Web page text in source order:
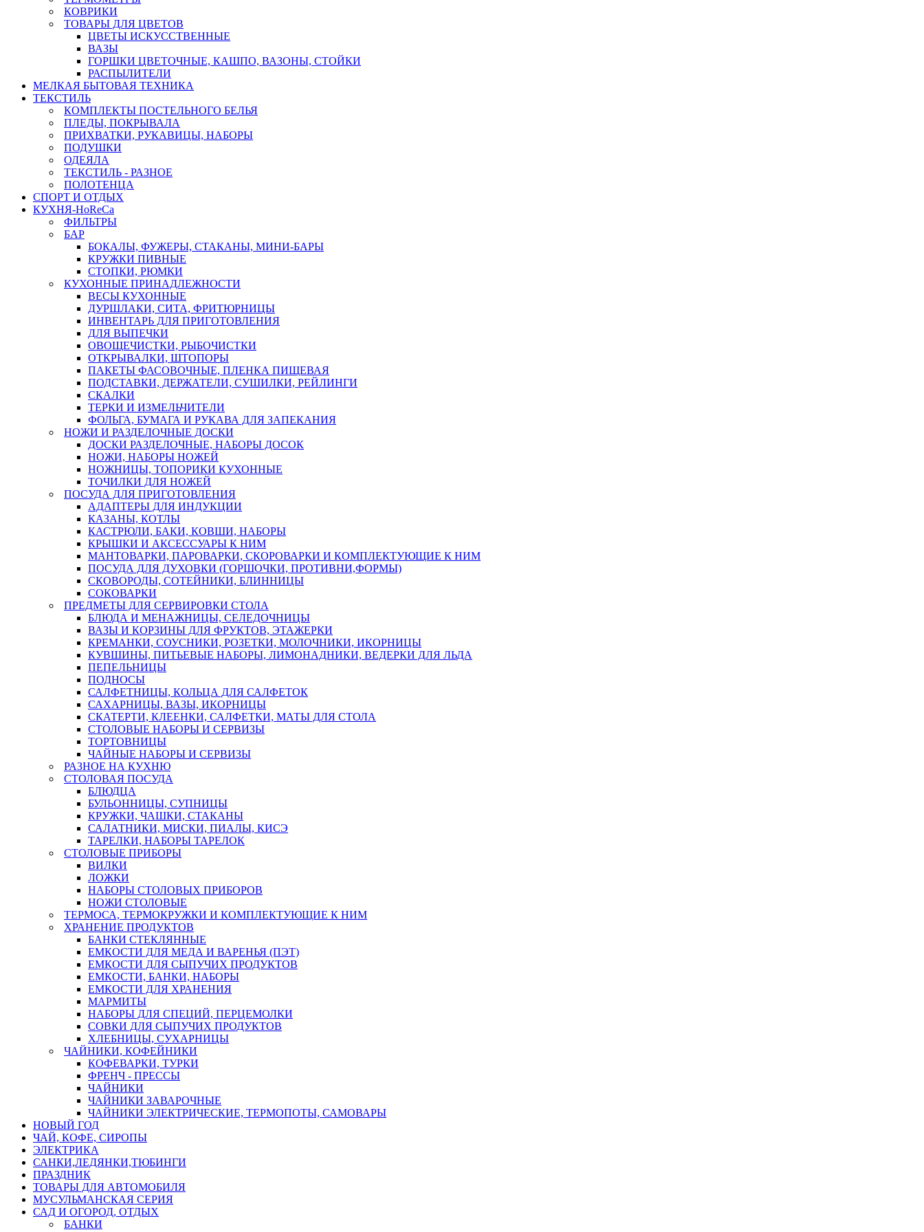
КОВРИКИ
ТОВАРЫ ДЛЯ ЦВЕТОВ
ЦВЕТЫ ИСКУССТВЕННЫЕ
ВАЗЫ
ГОРШКИ ЦВЕТОЧНЫЕ, КАШПО, ВАЗОНЫ, СТОЙКИ
РАСПЫЛИТЕЛИ
МЕЛКАЯ БЫТОВАЯ ТЕХНИКА
ТЕКСТИЛЬ
КОМПЛЕКТЫ ПОСТЕЛЬНОГО БЕЛЬЯ
ПЛЕДЫ, ПОКРЫВАЛА
ПРИХВАТКИ, РУКАВИЦЫ, НАБОРЫ
ПОДУШКИ
ОДЕЯЛА
ТЕКСТИЛЬ - РАЗНОЕ
ПОЛОТЕНЦА
СПОРТ И ОТДЫХ
КУХНЯ-HoReCa
ФИЛЬТРЫ
БАР
БОКАЛЫ, ФУЖЕРЫ, СТАКАНЫ, МИНИ-БАРЫ
КРУЖКИ ПИВНЫЕ
СТОПКИ, РЮМКИ
КУХОННЫЕ ПРИНАДЛЕЖНОСТИ
ВЕСЫ КУХОННЫЕ
ДУРШЛАКИ, СИТА, ФРИТЮРНИЦЫ
ИНВЕНТАРЬ ДЛЯ ПРИГОТОВЛЕНИЯ
ДЛЯ ВЫПЕЧКИ
ОВОЩЕЧИСТКИ, РЫБОЧИСТКИ
ОТКРЫВАЛКИ, ШТОПОРЫ
ПАКЕТЫ ФАСОВОЧНЫЕ, ПЛЕНКА ПИЩЕВАЯ
ПОДСТАВКИ, ДЕРЖАТЕЛИ, СУШИЛКИ, РЕЙЛИНГИ
СКАЛКИ
ТЕРКИ И ИЗМЕЛЬЧИТЕЛИ
ФОЛЬГА, БУМАГА И РУКАВА ДЛЯ ЗАПЕКАНИЯ
НОЖИ И РАЗДЕЛОЧНЫЕ ДОСКИ
ДОСКИ РАЗДЕЛОЧНЫЕ, НАБОРЫ ДОСОК
НОЖИ, НАБОРЫ НОЖЕЙ
НОЖНИЦЫ, ТОПОРИКИ КУХОННЫЕ
ТОЧИЛКИ ДЛЯ НОЖЕЙ
ПОСУДА ДЛЯ ПРИГОТОВЛЕНИЯ
АДАПТЕРЫ ДЛЯ ИНДУКЦИИ
КАЗАНЫ, КОТЛЫ
КАСТРЮЛИ, БАКИ, КОВШИ, НАБОРЫ
КРЫШКИ И АКСЕССУАРЫ К НИМ
МАНТОВАРКИ, ПАРОВАРКИ, СКОРОВАРКИ И КОМПЛЕКТУЮЩИЕ К НИМ
ПОСУДА ДЛЯ ДУХОВКИ (ГОРШОЧКИ, ПРОТИВНИ,ФОРМЫ)
СКОВОРОДЫ, СОТЕЙНИКИ, БЛИННИЦЫ
СОКОВАРКИ
ПРЕДМЕТЫ ДЛЯ СЕРВИРОВКИ СТОЛА
БЛЮДА И МЕНАЖНИЦЫ, СЕЛЕДОЧНИЦЫ
ВАЗЫ И КОРЗИНЫ ДЛЯ ФРУКТОВ, ЭТАЖЕРКИ
КРЕМАНКИ, СОУСНИКИ, РОЗЕТКИ, МОЛОЧНИКИ, ИКОРНИЦЫ
КУВШИНЫ, ПИТЬЕВЫЕ НАБОРЫ, ЛИМОНАДНИКИ, ВЕДЕРКИ ДЛЯ ЛЬДА
ПЕПЕЛЬНИЦЫ
ПОДНОСЫ
САЛФЕТНИЦЫ, КОЛЬЦА ДЛЯ САЛФЕТОК
САХАРНИЦЫ, ВАЗЫ, ИКОРНИЦЫ
СКАТЕРТИ, КЛЕЕНКИ, САЛФЕТКИ, МАТЫ ДЛЯ СТОЛА
СТОЛОВЫЕ НАБОРЫ И СЕРВИЗЫ
ТОРТОВНИЦЫ
ЧАЙНЫЕ НАБОРЫ И СЕРВИЗЫ
РАЗНОЕ НА КУХНЮ
СТОЛОВАЯ ПОСУДА
БЛЮДЦА
БУЛЬОННИЦЫ, СУПНИЦЫ
КРУЖКИ, ЧАШКИ, СТАКАНЫ
САЛАТНИКИ, МИСКИ, ПИАЛЫ, КИСЭ
ТАРЕЛКИ, НАБОРЫ ТАРЕЛОК
СТОЛОВЫЕ ПРИБОРЫ
ВИЛКИ
ЛОЖКИ
НАБОРЫ СТОЛОВЫХ ПРИБОРОВ
НОЖИ СТОЛОВЫЕ
ТЕРМОСА, ТЕРМОКРУЖКИ И КОМПЛЕКТУЮЩИЕ К НИМ
ХРАНЕНИЕ ПРОДУКТОВ
БАНКИ СТЕКЛЯННЫЕ
ЕМКОСТИ ДЛЯ МЕДА И ВАРЕНЬЯ (ПЭТ)
ЕМКОСТИ ДЛЯ СЫПУЧИХ ПРОДУКТОВ
ЕМКОСТИ, БАНКИ, НАБОРЫ
ЕМКОСТИ ДЛЯ ХРАНЕНИЯ
МАРМИТЫ
НАБОРЫ ДЛЯ СПЕЦИЙ, ПЕРЦЕМОЛКИ
СОВКИ ДЛЯ СЫПУЧИХ ПРОДУКТОВ
ХЛЕБНИЦЫ, СУХАРНИЦЫ
ЧАЙНИКИ, КОФЕЙНИКИ
КОФЕВАРКИ, ТУРКИ
ФРЕНЧ - ПРЕССЫ
ЧАЙНИКИ
ЧАЙНИКИ ЗАВАРОЧНЫЕ
ЧАЙНИКИ ЭЛЕКТРИЧЕСКИЕ, ТЕРМОПОТЫ, САМОВАРЫ
НОВЫЙ ГОД
ЧАЙ, КОФЕ, СИРОПЫ
ЭЛЕКТРИКА
САНКИ,ЛЕДЯНКИ,ТЮБИНГИ
ПРАЗДНИК
ТОВАРЫ ДЛЯ АВТОМОБИЛЯ
МУСУЛЬМАНСКАЯ СЕРИЯ
САД И ОГОРОД, ОТДЫХ
БАНКИ